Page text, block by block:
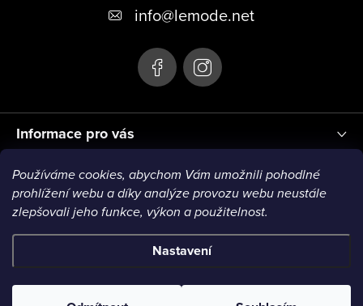
Používáme cookies, abychom Vám umožnili pohodlné
prohlížení webu a díky analýze provozu webu neustále
zlepšovali jeho funkce, výkon a použitelnost.
Nastavení
Informace pro vás
info@lemode.net
Blog
Copyright 2026Le Mode. Všechna práva vyhrazena.